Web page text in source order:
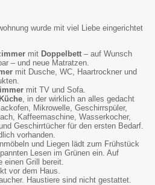
wurde mit viel Liebe eingerichtet
mit Doppelbett – auf Wunsch
– und neue Matratzen.
mit Dusche, WC, Haartrockner und
mit TV und Sofa.
, in der wirklich an alles gedacht
Mikrowelle, Geschirrspüler,
Kaffeemaschine, Wasserkocher,
Geschirrtücher für den ersten Bedarf.
vorhanden.
und Liegen lädt zum Frühstück
Lesen im Grünen ein. Auf
einen Grill bereit.
vor dem Haus.
Haustiere sind nicht gestattet.